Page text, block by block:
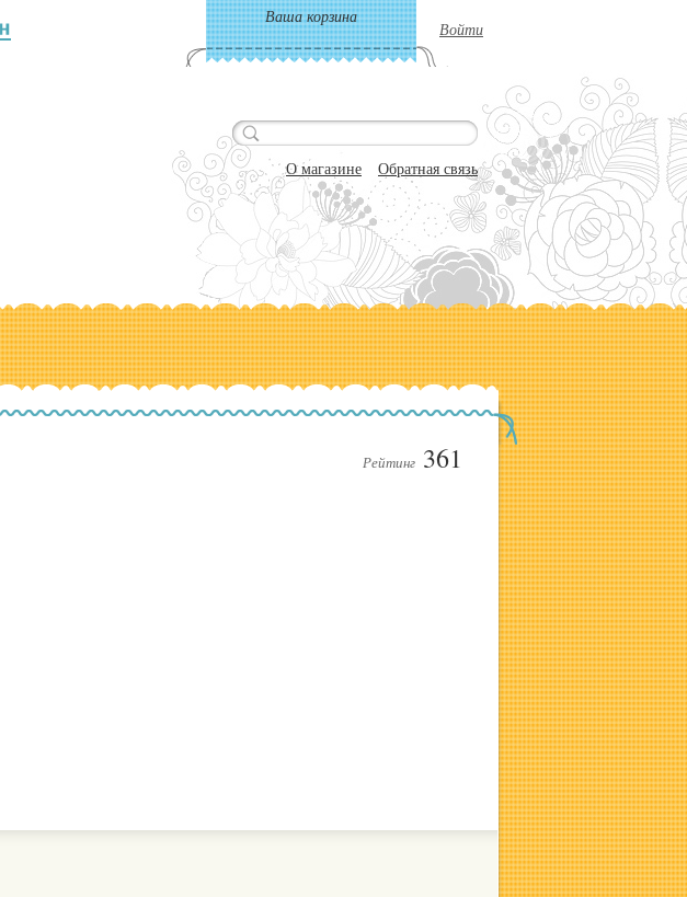
Ваша корзина
Войти
О магазине Обратная связь
Рейтинг 361